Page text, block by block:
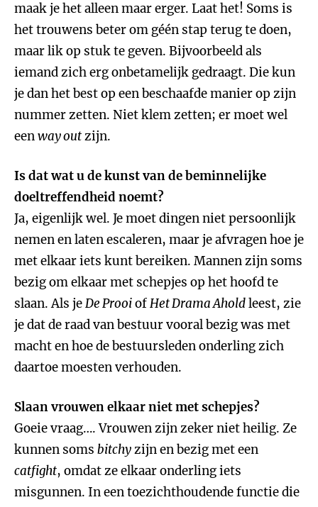
maak je het alleen maar erger. Laat het! Soms is
het trouwens beter om géén stap terug te doen,
maar lik op stuk te geven. Bijvoorbeeld als
iemand zich erg onbetamelijk gedraagt. Die kun
je dan het best op een beschaafde manier op zijn
nummer zetten. Niet klem zetten; er moet wel
eenway outzijn.
Is dat wat u de kunst van de beminnelijke
doeltreffendheid noemt?
Ja, eigenlijk wel. Je moet dingen niet persoonlijk
nemen en laten escaleren, maar je afvragen hoe je
met elkaar iets kunt bereiken. Mannen zijn soms
bezig om elkaar met schepjes op het hoofd te
slaan. Als jeDe ProoiofHet Drama Aholdleest, zie
je dat de raad van bestuur vooral bezig was met
macht en hoe de bestuursleden onderling zich
daartoe moesten verhouden.
Slaan vrouwen elkaar niet met schepjes?
Goeie vraag…. Vrouwen zijn zeker niet heilig. Ze
kunnen soms bitchyzijn en bezig met een
catfight, omdat ze elkaar onderling iets
misgunnen. In een toezichthoudende functie die